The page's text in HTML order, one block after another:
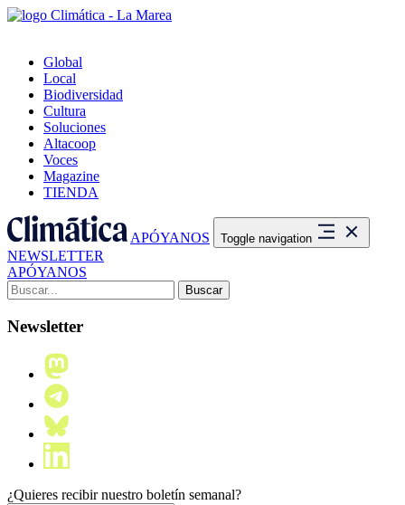
Global
Local
Biodiversidad
Cultura
Soluciones
Altacoop
Voces
Magazine
TIENDA
APÓYANOS Toggle navigation
NEWSLETTER
APÓYANOS
Buscar:
Newsletter
¿Quieres recibir nuestro boletín semanal?